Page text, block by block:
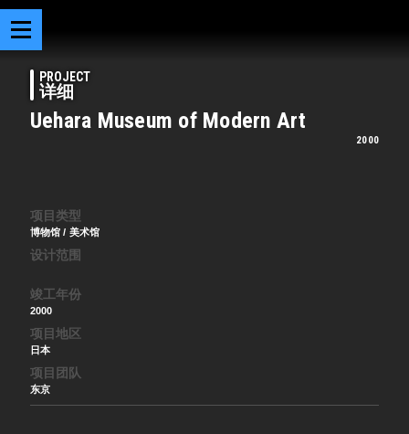
PROJECT
详细
Uehara Museum of Modern Art
2000
项目类型
博物馆 / 美术馆
设计范围
竣工年份
2000
项目地区
日本
项目团队
东京